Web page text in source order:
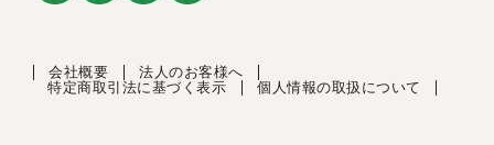
会社概要
法人のお客様へ
特定商取引法に基づく表示
個人情報の取扱について